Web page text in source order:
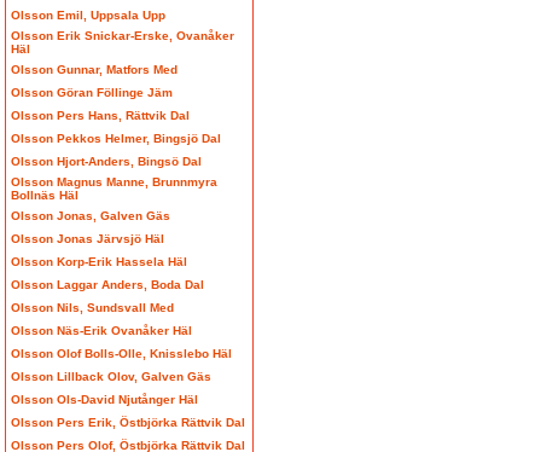
Olsson Emil, Uppsala Upp
Olsson Erik Snickar-Erske, Ovanåker
Häl
Olsson Gunnar, Matfors Med
Olsson Göran Föllinge Jäm
Olsson Pers Hans, Rättvik Dal
Olsson Pekkos Helmer, Bingsjö Dal
Olsson Hjort-Anders, Bingsö Dal
Olsson Magnus Manne, Brunnmyra
Bollnäs Häl
Olsson Jonas, Galven Gäs
Olsson Jonas Järvsjö Häl
Olsson Korp-Erik Hassela Häl
Olsson Laggar Anders, Boda Dal
Olsson Nils, Sundsvall Med
Olsson Näs-Erik Ovanåker Häl
Olsson Olof Bolls-Olle, Knisslebo Häl
Olsson Lillback Olov, Galven Gäs
Olsson Ols-David Njutånger Häl
Olsson Pers Erik, Östbjörka Rättvik Dal
Olsson Pers Olof, Östbjörka Rättvik Dal